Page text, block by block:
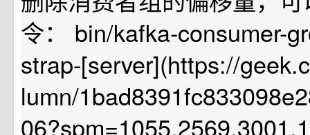
令： bin/kafka-consumer-
strap-[server](https://
lumn/